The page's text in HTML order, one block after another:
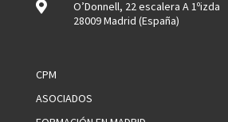

O’Donnell, 22 escalera A 1ºizda
28009 Madrid (España)
CPM
ASOCIADOS